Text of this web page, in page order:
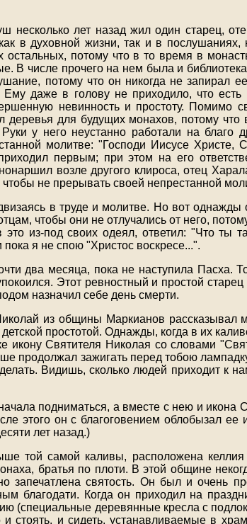
несколько лет назад жил один старец,
в духовной жизни, так и в послушаниях,
остальных, потому что в то время в
В числе прочего на нем была и
потому что он никогда не запирал
даже в голову не приходило, что есть
невинность и простоту. Помимо
деревья для будущих монахов, потому что
у него неустанно работали на благо
молитве: "Господи Иисусе
первым; при этом на его
возле другого клироса, отец
не прерывать своей непрестанной
в труде и молитве. Но вот однажды
чтобы они не отлучались от него,
из-под своих одеял, ответил: "Что ты
я не спою "Христос воскресе...".
два месяца, пока не наступила Пасха.
Этот ревностный и простой
назначил себе день смерти.
из общины Маркианов рассказывал
простотой. Однажды, когда в их
икону Святителя Николая со словами
продолжал зажигать перед тобою
Видишь, сколько людей приходит к
подниматься, а вместе с нею и икона
этого он с благоговением облобызал ее
лет назад.)
той самой каливы, расположена келлия
братья по плоти. В этой общине
запечатлена святость. Он был и очень
благодати. Когда он приходил на
(специальные деревянные кресла с
стоять, и сидеть, устанавливаемые в